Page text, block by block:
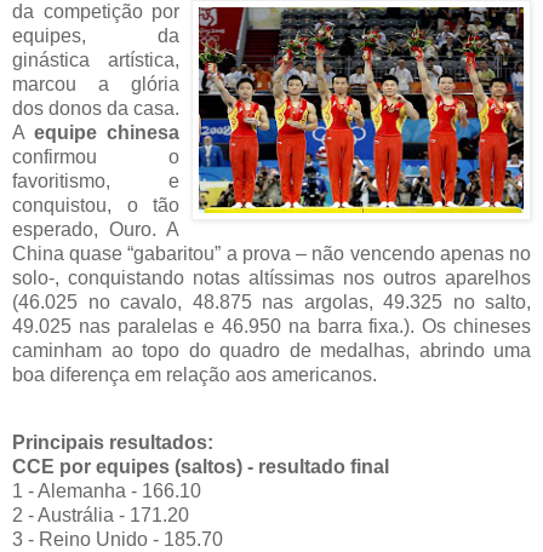
da competiçãopor
equipes, da
ginástica artística,
marcou a glória
dos donos da casa.
A equipe chinesa
confirmou o
favoritismo, e
conquistou, o tão
esperado, Ouro. A
China quase “gabaritou” a prova – não vencendo apenas no
solo-, conquistando notas altíssimas nos outros aparelhos
(46.025 no cavalo, 48.875 nas argolas, 49.325 no salto,
49.025 nas paralelas e 46.950 na barra fixa.). Os chineses
caminham ao topo do quadro de medalhas, abrindo uma
boa diferença em relação aos americanos.
Principais resultados:
CCE por equipes (saltos) - resultado final
1 - Alemanha - 166.10
2 - Austrália - 171.20
3 - Reino Unido - 185.70